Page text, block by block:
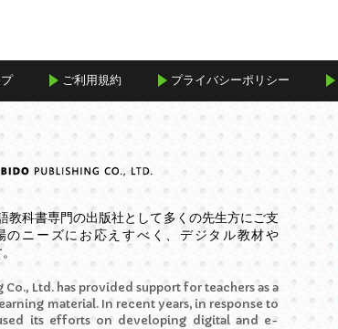
ご利用規約 プライバシーポリシー
科書専門の出版社として多くの先生方にご支
ニーズにお応えすべく、デジタル教材や
Ltd. has provided support for teachers as a
material. In recent years, in response to
its efforts on developing digital and e-